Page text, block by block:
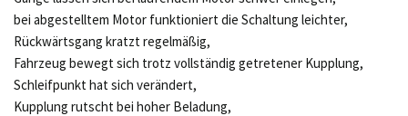
bei abgestelltem Motor funktioniert die Schaltung leichter,
Rückwärtsgang kratzt regelmäßig,
Fahrzeug bewegt sich trotz vollständig getretener Kupplung,
Schleifpunkt hat sich verändert,
Kupplung rutscht bei hoher Beladung,